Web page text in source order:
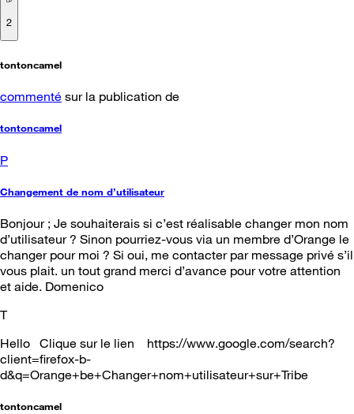
2
tontoncamel
commenté sur la publication de
tontoncamel
P
Changement de nom d’utilisateur
Bonjour ; Je souhaiterais si c’est réalisable changer mon nom
d’utilisateur ? Sinon pourriez-vous via un membre d’Orange le
changer pour moi ? Si oui, me contacter par message privé s’il
vous plait. un tout grand merci d’avance pour votre attention
et aide. Domenico
T
Hello Clique sur le lien https://www.google.com/search?
client=firefox-b-
d&q=Orange+be+Changer+nom+utilisateur+sur+Tribe
tontoncamel